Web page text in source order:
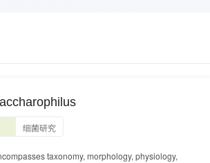
细菌研究
taxonomy, morphology, physiology,